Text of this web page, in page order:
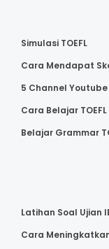
Simulasi TOEFL
Cara Mendapat
5 Channel Youtube
Cara Belajar
Belajar Grammar
Latihan Soal Ujian
Cara Meningkatkan